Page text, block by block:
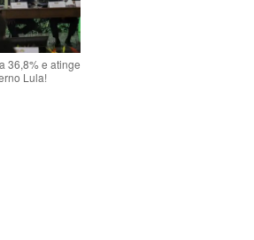
36,8% e atinge
Lula!